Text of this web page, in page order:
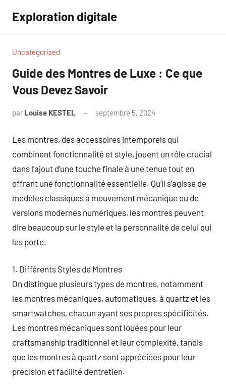
contenu
Exploration digitale
Uncategorized
Guide des Montres de Luxe : Ce que
Vous Devez Savoir
par Louise KESTEL septembre 5, 2024
Les montres, des accessoires intemporels qui
combinent fonctionnalité et style, jouent un rôle crucial
dans l’ajout d’une touche finale à une tenue tout en
offrant une fonctionnalité essentielle. Qu’il s’agisse de
modèles classiques à mouvement mécanique ou de
versions modernes numériques, les montres peuvent
dire beaucoup sur le style et la personnalité de celui qui
les porte.
1. Différents Styles de Montres
On distingue plusieurs types de montres, notamment
les montres mécaniques, automatiques, à quartz et les
smartwatches, chacun ayant ses propres spécificités.
Les montres mécaniques sont louées pour leur
craftsmanship traditionnel et leur complexité, tandis
que les montres à quartz sont appréciées pour leur
précision et facilité d’entretien.